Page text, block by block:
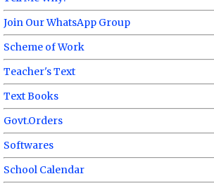
Join Our WhatsApp Group
Scheme of Work
Teacher's Text
Text Books
Govt.Orders
Softwares
School Calendar